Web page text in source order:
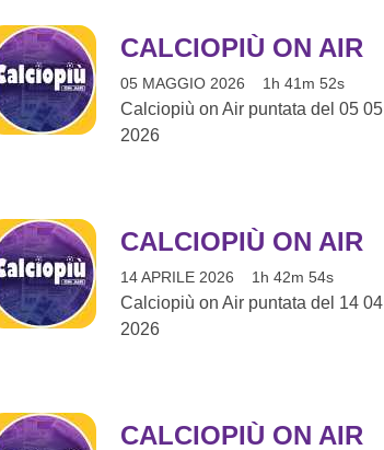
CALCIOPIÙ ON AIR
05 MAGGIO 2026 1h 41m 52s
Calciopiù on Air puntata del 05 05
2026
CALCIOPIÙ ON AIR
14 APRILE 2026 1h 42m 54s
Calciopiù on Air puntata del 14 04
2026
CALCIOPIÙ ON AIR